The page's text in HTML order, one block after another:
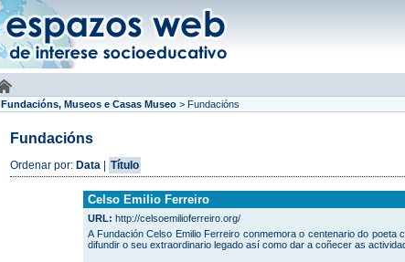
Fundacións, Museos e Casas Museo > Fundacións
Fundacións
Ordenar por: Data Título
Celso Emilio Ferreiro
URL: http://celsoemilioferreiro.org/
A Fundación Celso Emilio Ferreiro conmemora o centenario do
difundir o seu extraordinario legado así como dar a coñecer as